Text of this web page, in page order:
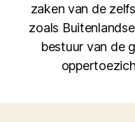
zaken van de
zoals
bestuur van de